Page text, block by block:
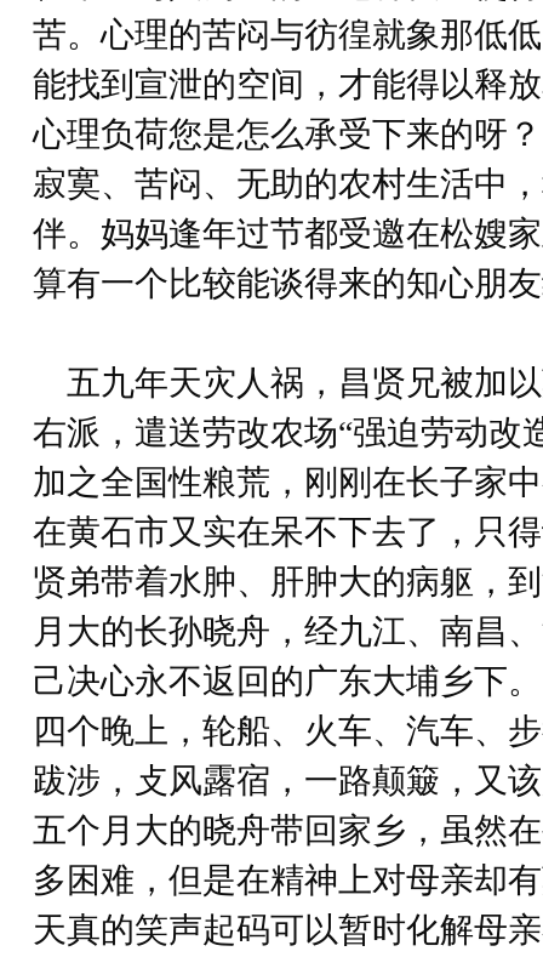
苦。心理的苦闷与彷徨就象那低
能找到宣泄的空间，才能得以释
心理负荷您是怎么承受下来的呀
寂寞、苦闷、无助的农村生活中
伴。妈妈逢年过节都受邀在松嫂
算有一个比较能谈得来的知心朋
五九年天灾人祸，昌贤兄被加
右派，遣送劳改农场“强迫劳动改
加之全国性粮荒，刚刚在长子家
在黄石市又实在呆不下去了，只
贤弟带着水肿、肝肿大的病躯，
月大的长孙晓舟，经九江、南昌
己决心永不返回的广东大埔乡下
四个晚上，轮船、火车、汽车、
跋涉，攴风露宿，一路颠簸，又
五个月大的晓舟带回家乡，虽然
多困难，但是在精神上对母亲却
天真的笑声起码可以暂时化解母